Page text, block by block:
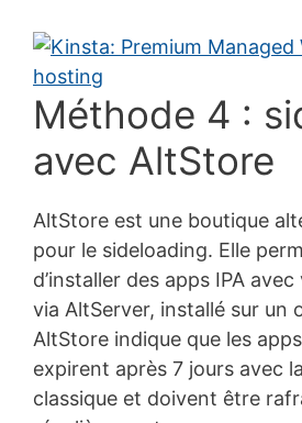
Méthode 4 :
avec AltStore
AltStore est une boutique
pour le sideloading. Elle
d’installer des apps IPA
via AltServer, installé sur un
AltStore indique que les
expirent après 7 jours avec
classique et doivent être